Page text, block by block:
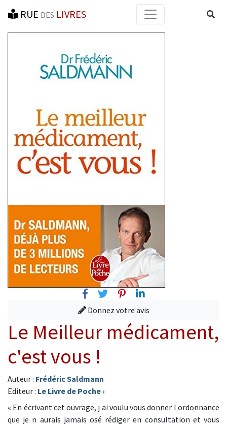
RUE DES LIVRES
FacebookTwitterPinterest
Linkedin
Donnez votre avis
Le Meilleur médicament,
c'est vous !
Auteur : Frédéric Saldmann
Editeur : Le Livre de Poche ›
« En écrivant cet ouvrage, j ai voulu vous donner l ordonnance
que je n aurais jamais osé rédiger en consultation et vous